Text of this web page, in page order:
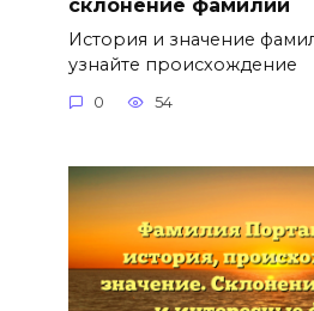
История и значение
узнайте происхождение
0 54